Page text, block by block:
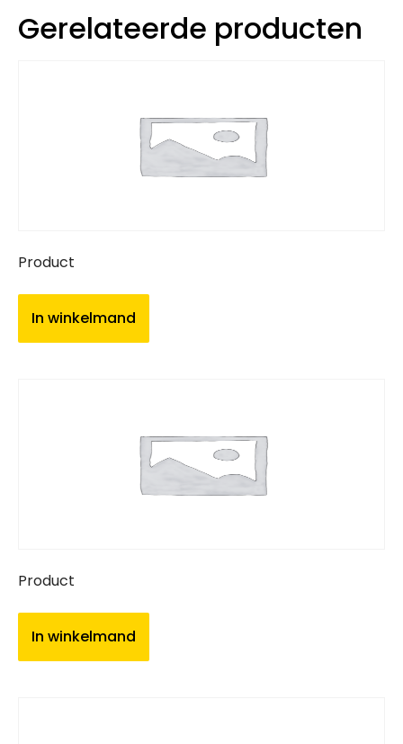
Gerelateerde producten
Product
In winkelmand
Product
In winkelmand